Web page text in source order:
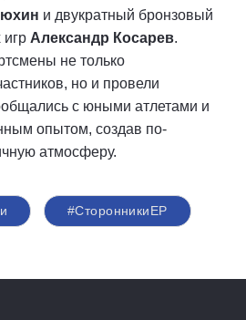
и двукратный бронзовый
Александр Косарев.
не только
но и провели
с юными атлетами и
опытом, создав по-
атмосферу.
#СторонникиЕР